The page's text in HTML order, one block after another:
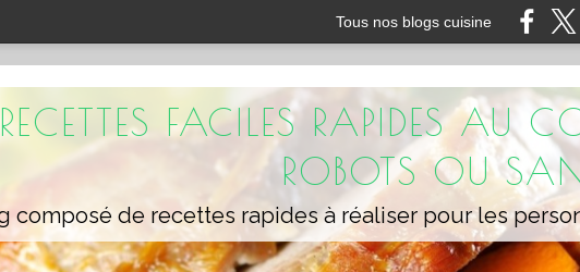
Tous nos blogs cuisine
RECETTES FACILES RAPIDES AU
ROBOTS OU